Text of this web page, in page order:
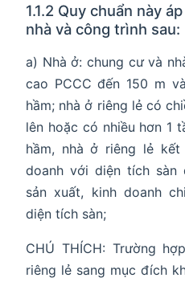
1.1.2 Quy chuẩn này
nhà và công trình sau:
a) Nhà ở: chung cư và
cao PCCC đến 150 m
hầm; nhà ở riêng lẻ có
lên hoặc có nhiều hơn 1
hầm, nhà ở riêng lẻ
doanh với diện tích sàn
sản xuất, kinh doanh
diện tích sàn;
CHÚ THÍCH: Trường
riêng lẻ sang mục đích